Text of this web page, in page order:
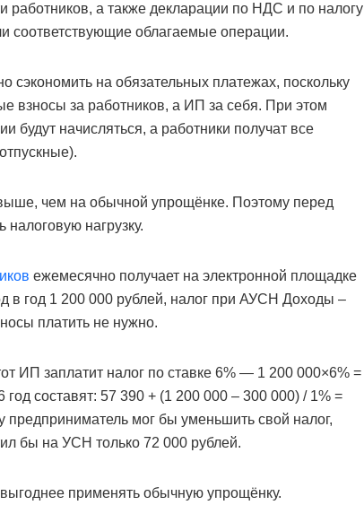
работников, а также декларации по НДС и по налогу
соответствующие облагаемые операции.
на обязательных платежах, поскольку
взносы за работников, а ИП за себя. При этом
будут начисляться, а работники получат все
чем на обычной упрощёнке. Поэтому перед
нагрузку.
ежемесячно получает на электронной площадке
в год 1 200 000 рублей, налог при АУСН Доходы –
платить не нужно.
ИП заплатит налог по ставке 6% — 1 200 000×6% =
составят: 57 390 + (1 200 000 – 300 000) / 1% =
мог бы уменьшить свой налог,
бы на УСН только 72 000 рублей.
применять обычную упрощёнку.